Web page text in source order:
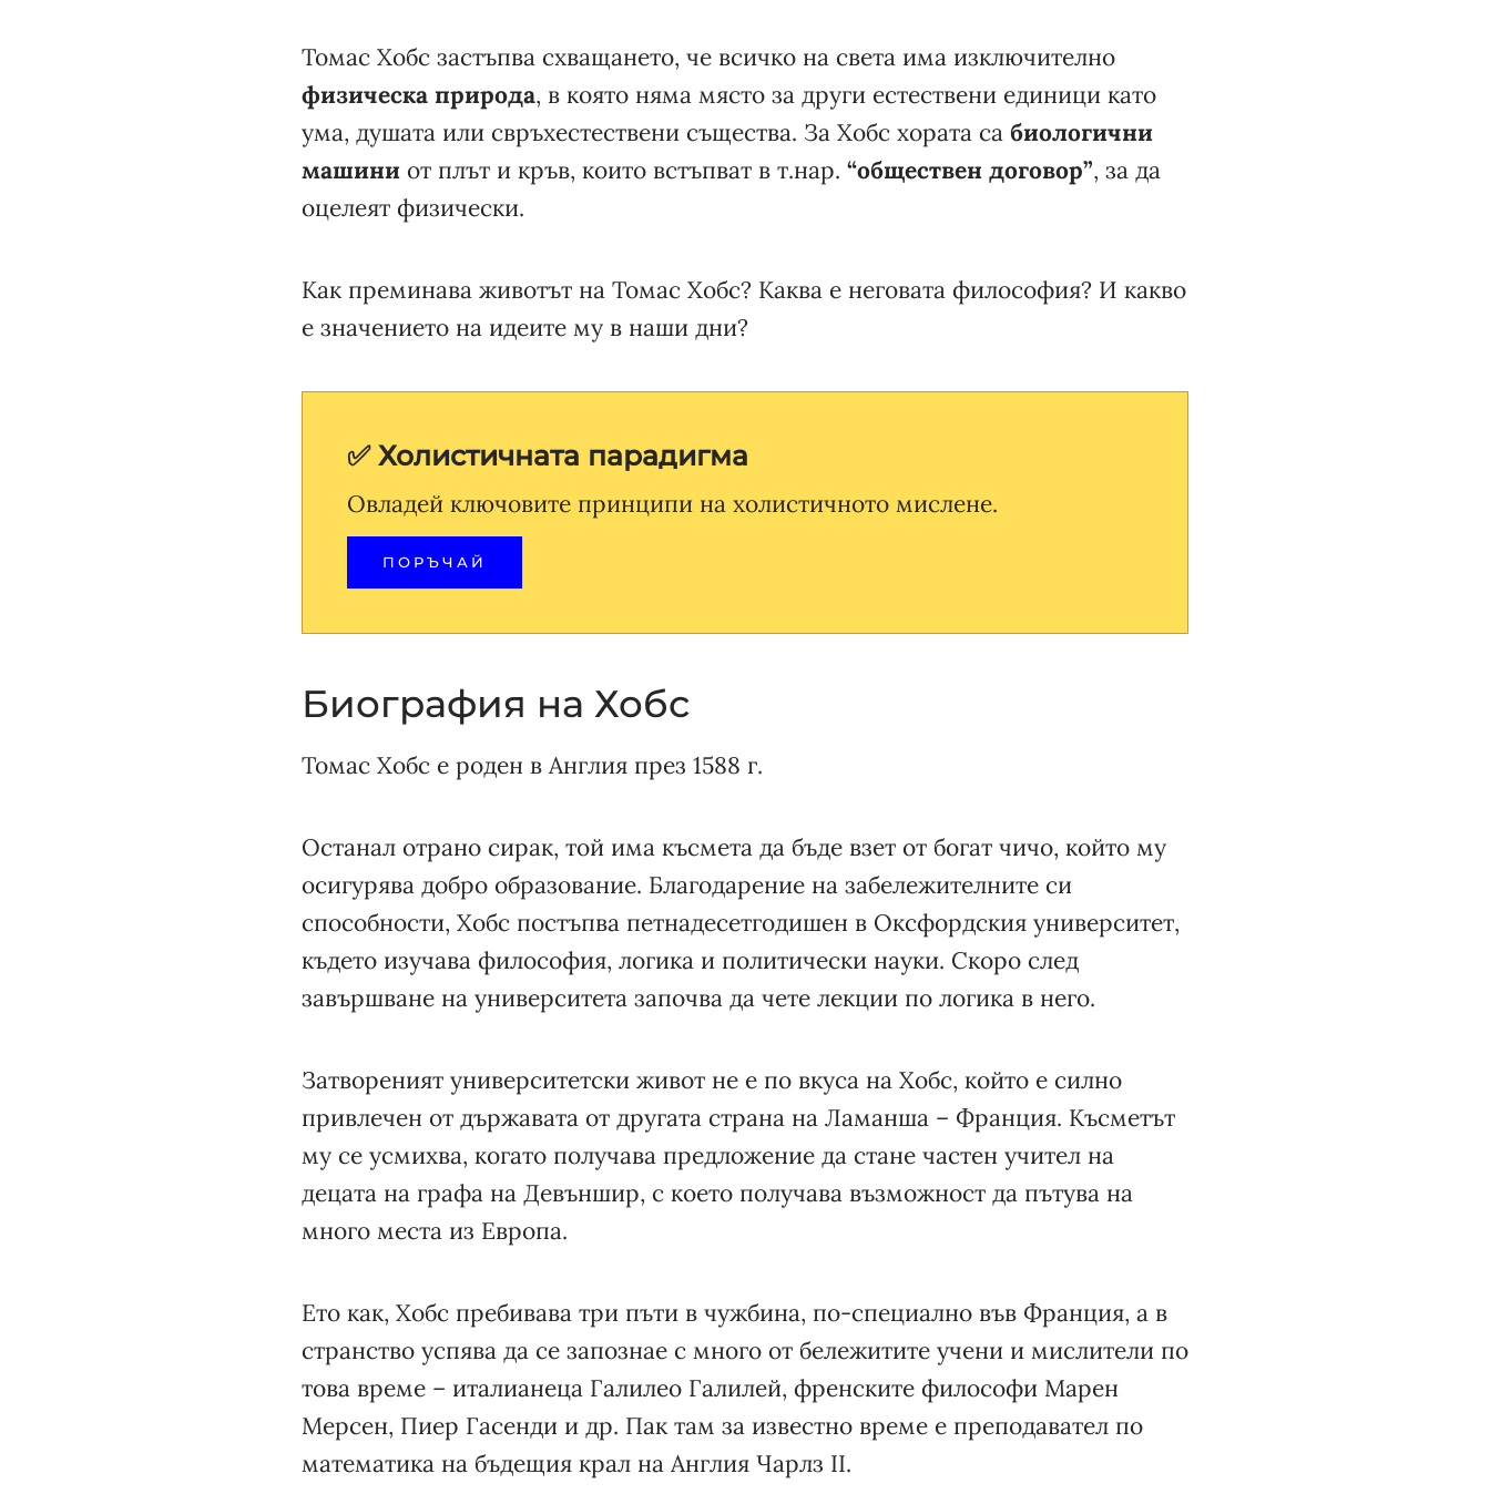
Томас Хобс застъпва схващането, че всичко на света има изключително
физическа природа, в която няма място за други естествени единици като
ума, душата или свръхестествени същества. За Хобс хората са биологични
машини от плът и кръв, които встъпват в т.нар. “обществен договор”, за да
оцелеят физически.
Как преминава животът на Томас Хобс? Каква е неговата философия? И какво
е значението на идеите му в наши дни?
✅ Холистичната парадигма
Овладей ключовите принципи на холистичното мислене.
ПОРЪЧАЙ
Биография на Хобс
Томас Хобс е роден в Англия през 1588 г.
Останал отрано сирак, той има късмета да бъде взет от богат чичо, който му
осигурява добро образование. Благодарение на забележителните си
способности, Хобс постъпва петнадесетгодишен в Оксфордския университет,
където изучава философия, логика и политически науки. Скоро след
завършване на университета започва да чете лекции по логика в него.
Затвореният университетски живот не е по вкуса на Хобс, който е силно
привлечен от държавата от другата страна на Ламанша – Франция. Късметът
му се усмихва, когато получава предложение да стане частен учител на
децата на графа на Девъншир, с което получава възможност да пътува на
много места из Европа.
Ето как, Хобс пребивава три пъти в чужбина, по-специално във Франция, а в
странство успява да се запознае с много от бележитите учени и мислители по
това време – италианеца Галилео Галилей, френските философи Марен
Мерсен, Пиер Гасенди и др. Пак там за известно време е преподавател по
математика на бъдещия крал на Англия Чарлз II.